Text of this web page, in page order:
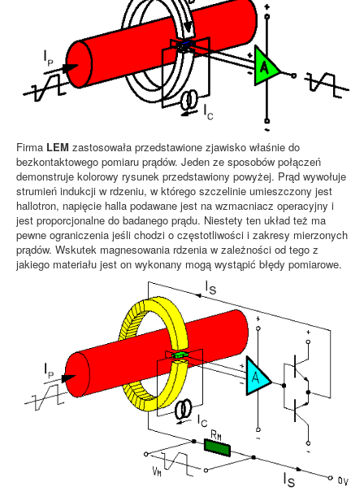
Firma LEM zastosowała przedstawione zjawisko właśnie do
bezkontaktowego pomiaru prądów. Jeden ze sposobów połączeń
demonstruje kolorowy rysunek przedstawiony powyżej. Prąd wywołuje
strumień indukcji w rdzeniu, w którego szczelinie umieszczony jest
hallotron, napięcie halla podawane jest na wzmacniacz operacyjny i
jest proporcjonalne do badanego prądu. Niestety ten układ też ma
pewne ograniczenia jeśli chodzi o częstotliwości i zakresy mierzonych
prądów. Wskutek magnesowania rdzenia w zależności od tego z
jakiego materiału jest on wykonany mogą wystąpić błędy pomiarowe.